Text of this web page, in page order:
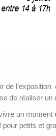
de
de réaliser
un moment
pour petits et